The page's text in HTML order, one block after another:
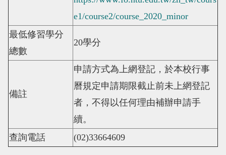
e1/course2/course_2020_minor
最低修習學分
總數
20學分
備註
申請方式為上網登記，於本校行事
曆規定申請期限截止前未上網登記
者，不得以任何理由補辦申請手
續。
查詢電話
(02)33664609